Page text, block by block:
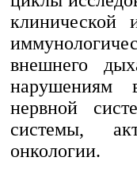
клинической
внешнего
нарушениям
нервной
системы,
онкологии.